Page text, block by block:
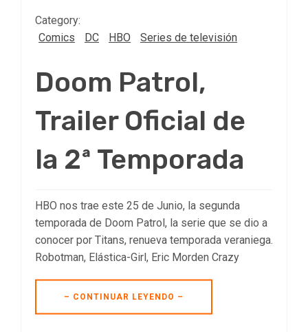
Category:
Comics
DC HBO Series de televisión
Doom Patrol,
Trailer Oficial de
la 2ª Temporada
HBO nos trae este 25 de Junio, la segunda
temporada de Doom Patrol, la serie que se dio a
conocer por Titans, renueva temporada veraniega.
Robotman, Elástica-Girl, Eric Morden Crazy
– CONTINUAR LEYENDO –